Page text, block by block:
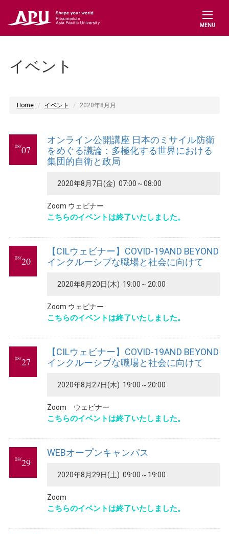
MENU
イベント
Home イベント 2020年8月月
08/07
オンライン公開講座 日本のミサイル防衛
をめぐる議論：多極化する世界における
集団的自衛と政局
2020年8月7日(金) 07:00～08:00
Zoom ウェビナー
こちらのイベントは終了いたしました。
08/20
【CILウェビナー】COVID-19AND BEYOND
インクルーシブな職場と社会に向けて
2020年8月20日(木) 19:00～20:00
Zoom ウェビナー
こちらのイベントは終了いたしました。
08/27
【CILウェビナー】COVID-19AND BEYOND
インクルーシブな職場と社会に向けて
2020年8月27日(木) 19:00～20:00
Zoom ウェビナー
こちらのイベントは終了いたしました。
08/29
WEBオープンキャンパス
2020年8月29日(土) 09:00～19:00
Zoom
こちらのイベントは終了いたしました。